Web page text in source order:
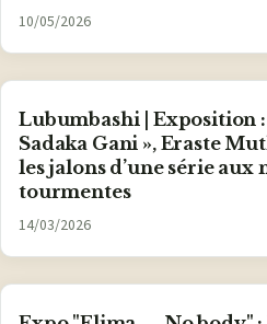
10/05/2026
Lubumbashi | Exposition :
Sadaka Gani », Eraste
les jalons d’une série aux
tourmentes
14/03/2026